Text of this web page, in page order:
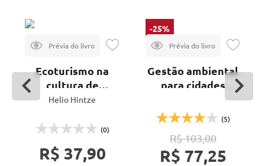
Ecoturismo na
cultura de
consumo
Helio Hintze
(0)
R$ 37,90
-25%
Gestão ambiental
para cidades
sustentáveis
(5)
R$ 103,00
R$ 77,25